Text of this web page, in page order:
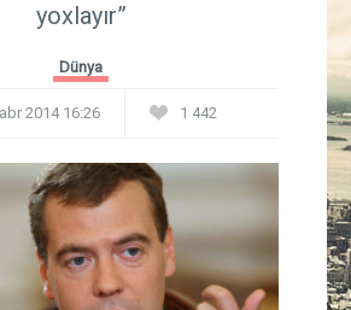
Güney Azərbaycan
Mədəniyyət
Müsahibə
yoxlayır”
Dünya
2014 16:26 1 442